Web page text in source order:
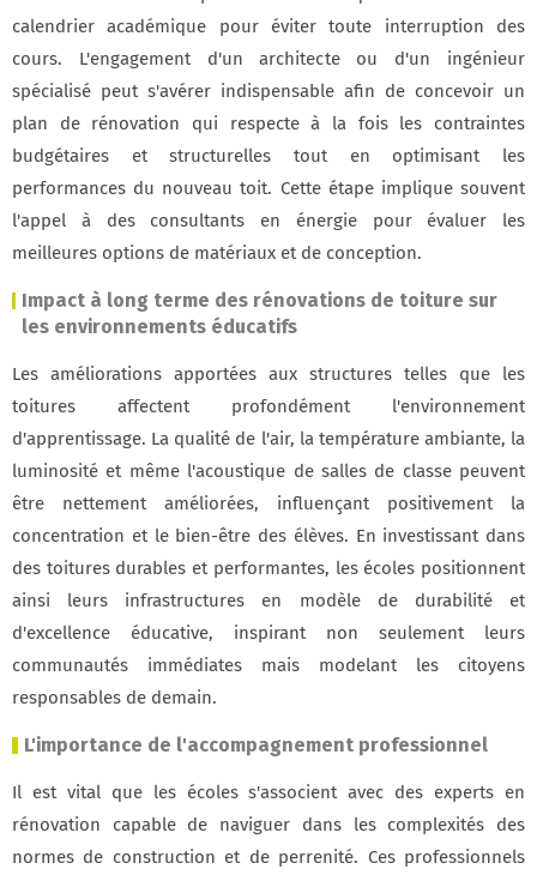
calendrier académique pour éviter toute interruption des
cours. L'engagement d'un architecte ou d'un ingénieur
spécialisé peut s'avérer indispensable afin de concevoir un
plan de rénovation qui respecte à la fois les contraintes
budgétaires et structurelles tout en optimisant les
performances du nouveau toit. Cette étape implique souvent
l'appel à des consultants en énergie pour évaluer les
meilleures options de matériaux et de conception.
Impact à long terme des rénovations de toiture sur
les environnements éducatifs
Les améliorations apportées aux structures telles que les
toitures affectent profondément l'environnement
d'apprentissage. La qualité de l'air, la température ambiante, la
luminosité et même l'acoustique de salles de classe peuvent
être nettement améliorées, influençant positivement la
concentration et le bien-être des élèves. En investissant dans
des toitures durables et performantes, les écoles positionnent
ainsi leurs infrastructures en modèle de durabilité et
d'excellence éducative, inspirant non seulement leurs
communautés immédiates mais modelant les citoyens
responsables de demain.
L'importance de l'accompagnement professionnel
Il est vital que les écoles s'associent avec des experts en
rénovation capable de naviguer dans les complexités des
normes de construction et de perrenité. Ces professionnels